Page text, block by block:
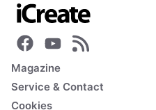
Magazine
Service & Contact
Cookies